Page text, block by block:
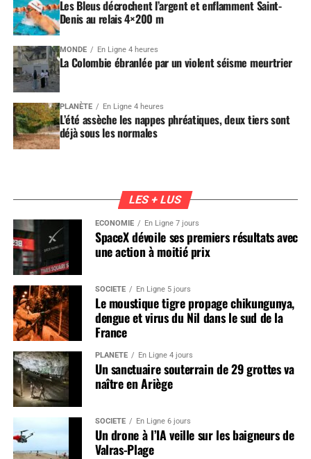
Les Bleus décrochent l’argent et enflamment Saint-
Denis au relais 4×200 m
MONDE En Ligne 4 heures
La Colombie ébranlée par un violent séisme meurtrier
PLANÈTE En Ligne 4 heures
L’été assèche les nappes phréatiques, deux tiers sont
déjà sous les normales
LES + LUS
ÉCONOMIE En Ligne 7 jours
SpaceX dévoile ses premiers résultats avec
une action à moitié prix
SOCIÉTÉ En Ligne 5 jours
Le moustique tigre propage chikungunya,
dengue et virus du Nil dans le sud de la
France
PLANÈTE En Ligne 4 jours
Un sanctuaire souterrain de 29 grottes va
naître en Ariège
SOCIÉTÉ En Ligne 6 jours
Un drone à l’IA veille sur les baigneurs de
Valras-Plage